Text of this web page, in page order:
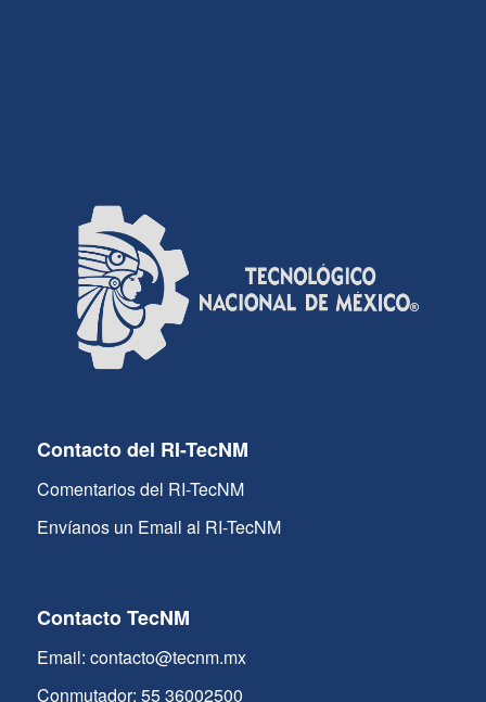
Contacto del RI-TecNM
Comentarios del RI-TecNM
Envíanos un Email al RI-TecNM
Contacto TecNM
Email: contacto@tecnm.mx
Conmutador: 55 36002500